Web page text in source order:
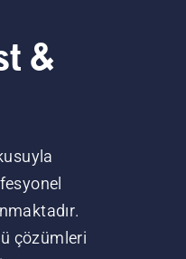
&
çözümleri